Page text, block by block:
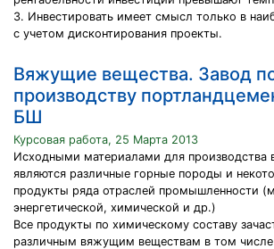
3. Инвестировать имеет смысл только в
с учетом дисконтирования проекты.
Вяжущие вещества. Завод
производству
БШ
Курсовая работа, 25 Марта 2013
Исходными материалами для производства
являются различные горные породы и
продукты ряда отраслей промышленности
энергетической, химической и др.)
Все продукты по химическому составу
различным вяжущим веществам в том